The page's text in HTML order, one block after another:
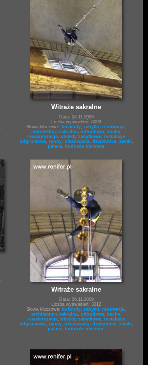
Witraże sakralne
Data: 06.11.2009
Liczba wyświetleń: 3099
Słowa kluczowe: kościoły zabytki renowacja
architektura sakralna, odbudowa, dachy,
rewaloryzacja obiekty zabytkowe instalacje
odgromowe, rynny, ofasowania, dzwonnice, zamki
pałace
budowle obronne
Witraże sakralne
Data: 06.11.2009
Liczba wyświetleń: 3012
Słowa kluczowe: kościoły zabytki renowacja
architektura sakralna, odbudowa, dachy,
rewaloryzacja obiekty zabytkowe instalacje
odgromowe, rynny, ofasowania, dzwonnice, zamki
pałace
budowle obronne